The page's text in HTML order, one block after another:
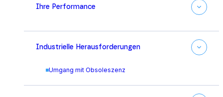
Ihre Performance
Industrielle Herausforderungen
Umgang mit Obsoleszenz